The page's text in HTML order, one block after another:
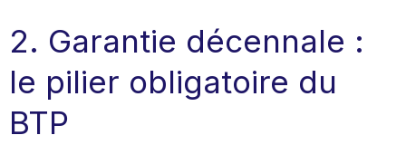
2. Garantie décennale :
le pilier obligatoire du
BTP